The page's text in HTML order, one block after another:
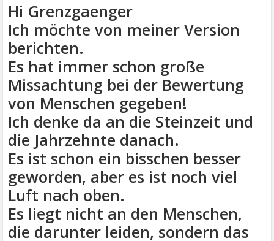
Hi Grenzgaenger
Ich möchte von meiner Version
berichten.
Es hat immer schon große
Missachtung bei der Bewertung
von Menschen gegeben!
Ich denke da an die Steinzeit und
die Jahrzehnte danach.
Es ist schon ein bisschen besser
geworden, aber es ist noch viel
Luft nach oben.
Es liegt nicht an den Menschen,
die darunter leiden, sondern das